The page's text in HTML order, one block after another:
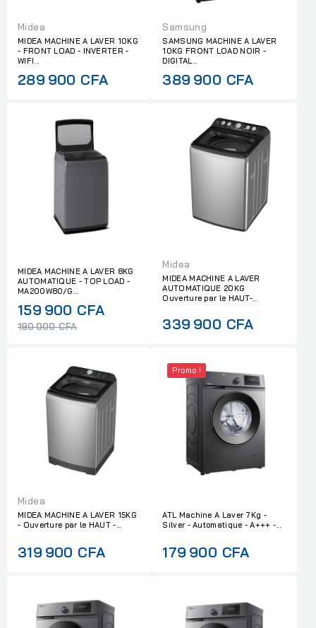
Midea
MIDEA MACHINE A LAVER 10KG
- FRONT LOAD - INVERTER -
WIFI...
289 900 CFA
Samsung
SAMSUNG MACHINE A LAVER
10KG FRONT LOAD NOIR -
DIGITAL...
389 900 CFA
MIDEA MACHINE A LAVER 8KG
AUTOMATIQUE - TOP LOAD -
MA200W80/G...
159 900 CFARegular
190 000 CFA
Midea
MIDEA MACHINE A LAVER
AUTOMATIQUE 20KG
Ouverture par le HAUT-...
339 900 CFA
Midea
MIDEA MACHINE A LAVER 15KG
- Ouverture par le HAUT -...
319 900 CFA
Promo !
ATL Machine A Laver 7Kg -
Silver - Automatique - A+++ -...
179 900 CFA